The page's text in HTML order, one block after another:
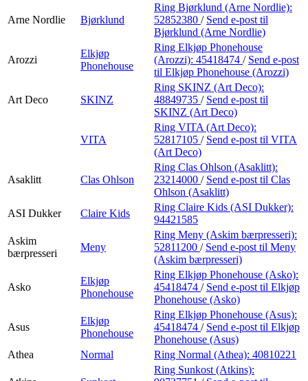
Arne Nordlie Bjørklund
Ring Bjørklund (Arne Nordlie):
52852380 / Send e-post til
Bjørklund (Arne Nordlie)
Arozzi
Elkjøp
Phonehouse
Ring Elkjøp Phonehouse
(Arozzi): 45418474 / Send e-post
til Elkjøp Phonehouse (Arozzi)
Art Deco SKINZ
Ring SKINZ (Art Deco):
48849735 / Send e-post til
SKINZ (Art Deco)
VITA
Ring VITA (Art Deco):
52817105 / Send e-post til VITA
(Art Deco)
Asaklitt Clas Ohlson
Ring Clas Ohlson (Asaklitt):
23214000 / Send e-post til Clas
Ohlson (Asaklitt)
ASI Dukker
Claire Kids
Ring Claire Kids (ASI Dukker):
94421585
Askim
bærpresseri
Meny
Ring Meny (Askim bærpresseri):
52811200 / Send e-post til Meny
(Askim bærpresseri)
Asko
Elkjøp
Phonehouse
Ring Elkjøp Phonehouse (Asko):
45418474 / Send e-post til Elkjøp
Phonehouse (Asko)
Asus
Elkjøp
Phonehouse
Ring Elkjøp Phonehouse (Asus):
45418474 / Send e-post til Elkjøp
Phonehouse (Asus)
Athea
Normal Ring Normal (Athea): 40810221
Ring Sunkost (Atkins):